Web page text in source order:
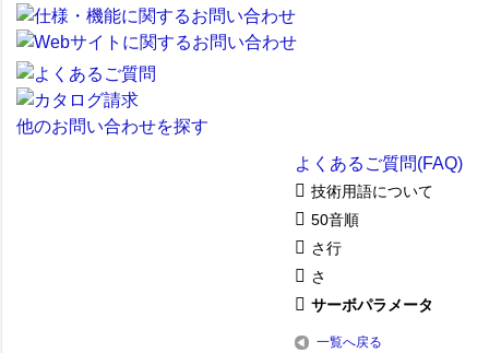
他のお問い合わせを探す
よくあるご質問(FAQ)
技術用語について
50音順
さ行
さ
サーボパラメータ
一覧へ戻る